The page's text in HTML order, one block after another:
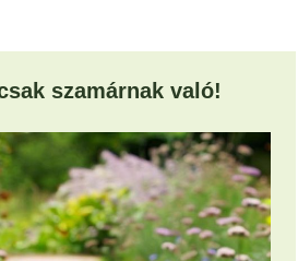
szamárnak való!